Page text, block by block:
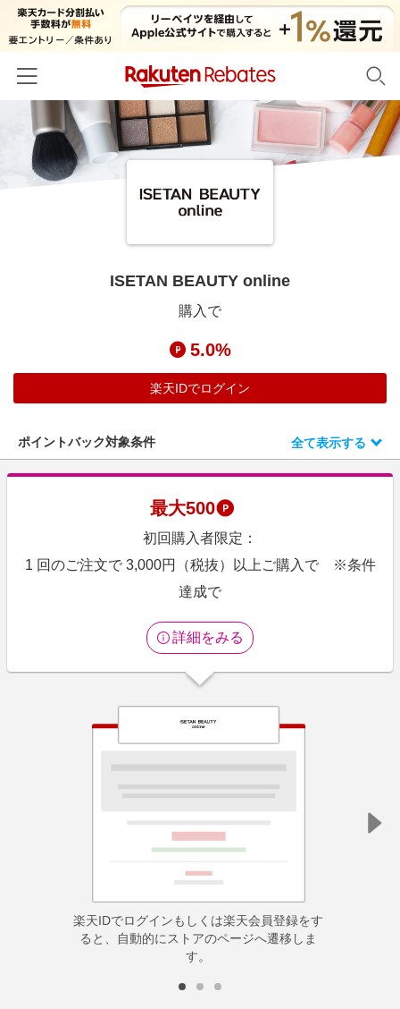
ホーム
カテゴリー一覧
百貨店・総合ECモール
家電・PC・スマホ・カメラ
スポーツ・アウトドア・ゴルフ
インテリア・寝具
旅行・レジャー・ホテル予約
生活・お役立ち
ビジネス・その他サービス
リーベイツ注目ストア
初回購入者限定特典
旅行特集
わくわく夏特集
50万ポイント山分けキャンペーン
とことん買い物チャレンジ
Apple公式サイト×楽天カード分割払い
Samsung ボーナスキャンペーン
週末の高還元 夏の長期版
ISETAN BEAUTY online
購入で
5.0%
楽天IDでログイン
ポイントバック対象条件 全て表示する
最大500
初回購入者限定：
1 回のご注文で 3,000円（税抜）以上ご購入で ※条件
達成で
詳細をみる
楽天IDでログインもしくは楽天会員登録をす
ると、自動的にストアのページへ遷移しま
す。